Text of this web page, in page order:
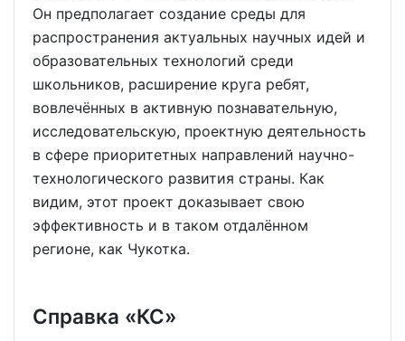
Он предполагает создание среды для
распространения актуальных научных идей и
образовательных технологий среди
школьников, расширение круга ребят,
вовлечённых в активную познавательную,
исследовательскую, проектную деятельность
в сфере приоритетных направлений научно-
технологического развития страны. Как
видим, этот проект доказывает свою
эффективность и в таком отдалённом
регионе, как Чукотка.
Справка «КС»